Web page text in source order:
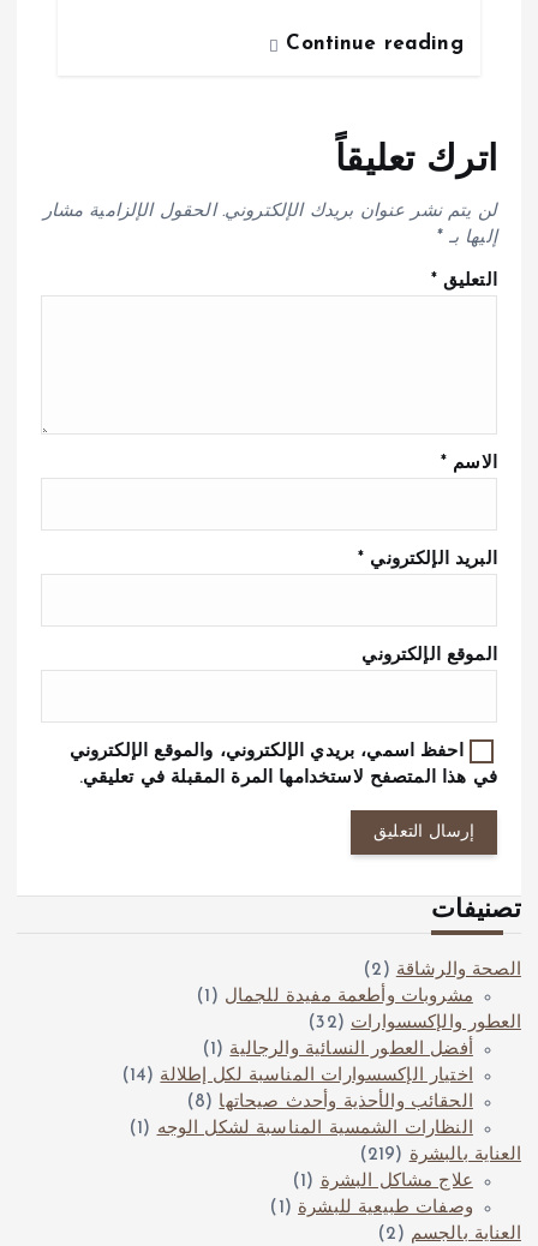
Continue reading
اترك تعليقاً
لن يتم نشر عنوان بريدك الإلكتروني. الحقول الإلزامية مشار
إليها بـ *
التعليق *
الاسم
البريد الإلكتروني
الموقع الإلكتروني
احفظ اسمي، بريدي الإلكتروني، والموقع الإلكتروني
في هذا المتصفح لاستخدامها المرة المقبلة في تعليقي.
تصنيفات
الصحة والرشاقة(2)
مشروبات وأطعمة مفيدة للجمال (1)
العطور والإكسسوارات(32)
أفضل العطور النسائية والرجالية(1)
اختيار الإكسسوارات المناسبة لكل إطلالة(14)
الحقائب والأحذية وأحدث صيحاتها(8)
النظارات الشمسية المناسبة لشكل الوجه(1)
العناية بالبشرة(219)
علاج مشاكل البشرة(1)
وصفات طبيعية للبشرة(1)
العناية بالجسم(2)